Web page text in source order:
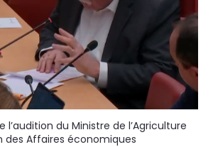
l’audition du Ministre de l’Agriculture
des Affaires économiques